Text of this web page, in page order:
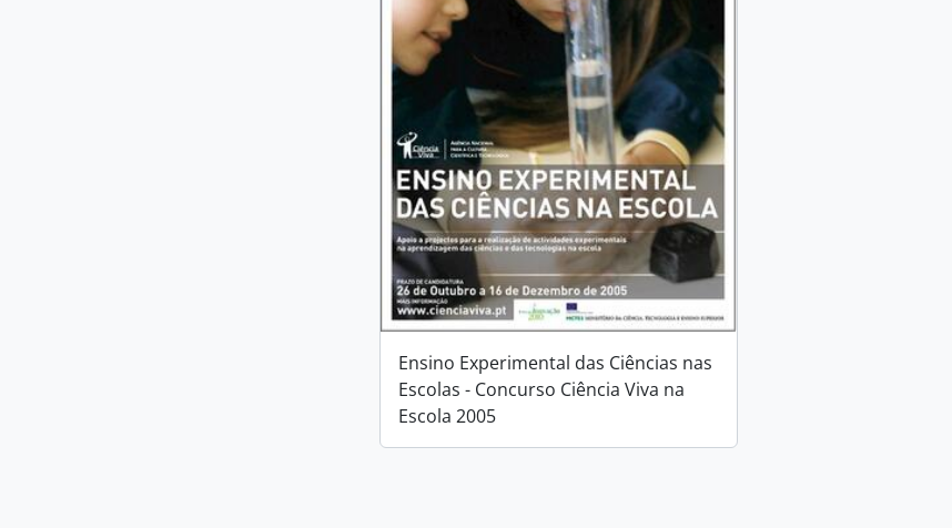
Ensino Experimental das Ciências nas
Escolas - Concurso Ciência Viva na
Escola 2005